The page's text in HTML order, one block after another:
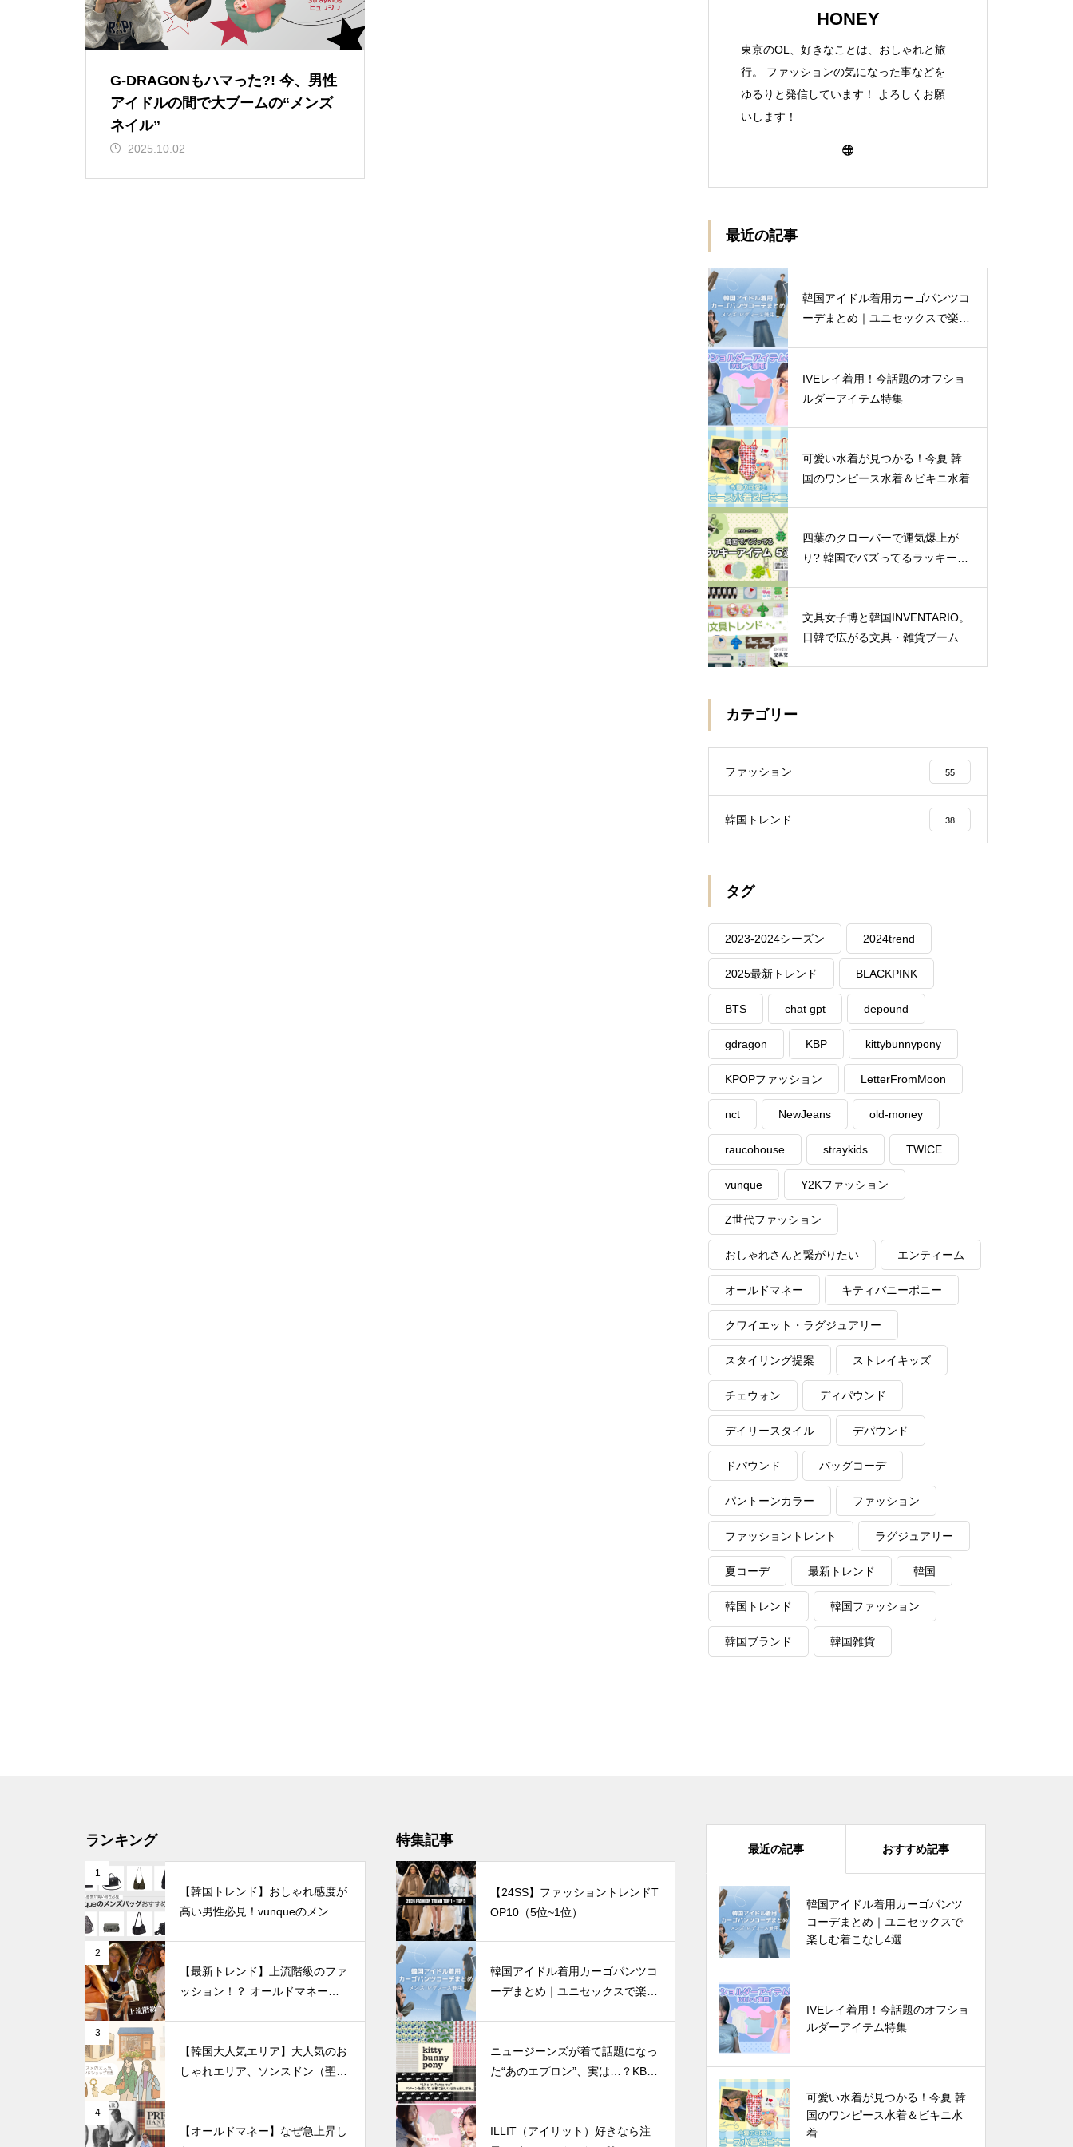
G-DRAGONもハマった?! 今、男性
アイドルの間で大ブームの“メンズ
ネイル”
2025.10.02
HONEY
東京のOL、好きなことは、おしゃれと旅
行。 ファッションの気になった事などを
ゆるりと発信しています！ よろしくお願
いします！
最近の記事
韓国アイドル着用カーゴパンツコ
ーデまとめ｜ユニセックスで楽し
IVEレイ着用！今話題のオフショ
ルダーアイテム特集
可愛い水着が見つかる！今夏 韓
国のワンピース水着＆ビキニ水着
四葉のクローバーで運気爆上が
り? 韓国でバズってるラッキーア
文具女子博と韓国INVENTARIO。
日韓で広がる文具・雑貨ブーム
カテゴリー
ファッション 55
韓国トレンド 38
タグ
2023-2024シーズン 2024trend
2025最新トレンド BLACKPINK
BTS chat gpt depound
gdragon KBP kittybunnypony
KPOPファッション LetterFromMoon
nct NewJeans old-money
raucohouse straykids TWICE
vunque Y2Kファッション
Z世代ファッション
おしゃれさんと繋がりたい エンティーム
オールドマネー キティバニーポニー
クワイエット・ラグジュアリー
スタイリング提案 ストレイキッズ
チェウォン ディパウンド
デイリースタイル デパウンド
ドパウンド バッグコーデ
パントーンカラー ファッション
ファッショントレント ラグジュアリー
夏コーデ 最新トレンド 韓国
韓国トレンド 韓国ファッション
韓国ブランド 韓国雑貨
ランキング
1
【韓国トレンド】おしゃれ感度が
高い男性必見！vunqueのメンズ
2
【最新トレンド】上流階級のファ
ッション！？ オールドマネール
3
【韓国大人気エリア】大人気のお
しゃれエリア、ソンスドン（聖水
4
【オールドマネー】なぜ急上昇し
特集記事
【24SS】ファッショントレンドT
OP10（5位~1位）
韓国アイドル着用カーゴパンツコ
ーデまとめ｜ユニセックスで楽し
ニュージーンズが着て話題になっ
た“あのエプロン”、実は…？KBP
ILLIT（アイリット）好きなら注
最近の記事 おすすめ記事
韓国アイドル着用カーゴパンツ
コーデまとめ｜ユニセックスで
楽しむ着こなし4選
IVEレイ着用！今話題のオフショ
ルダーアイテム特集
可愛い水着が見つかる！今夏 韓
国のワンピース水着＆ビキニ水
着
韓国アイドル着用カーゴパンツコ
ーデまとめ｜ユニセックスで楽し
む着こなし4選
IVEレイ着用！今話題のオフショ
ルダーアイテム特集
韓国芸能人は雨の日に何を着る？
🌧️この夏真似したいレインブー
ツコーデ